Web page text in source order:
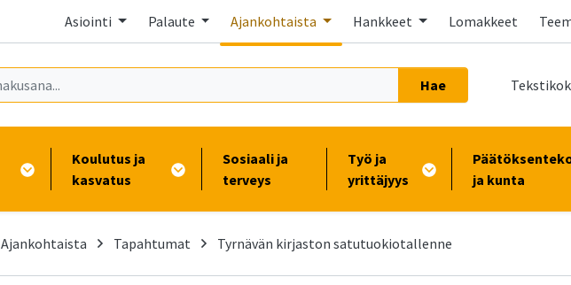
Asiointi Palaute Ajankohtaista Hankkeet Lomakkeet
Hae
Koulutus ja
kasvatus
Sosiaali ja
terveys
Työ ja
yrittäjyys
ja kunta
Ajankohtaista Tapahtumat Tyrnävän kirjaston satutuokiotallenne